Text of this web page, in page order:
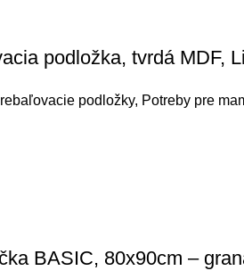
podložka, tvrdá MDF,
podložky, Potreby pre
BASIC, 80x90cm –